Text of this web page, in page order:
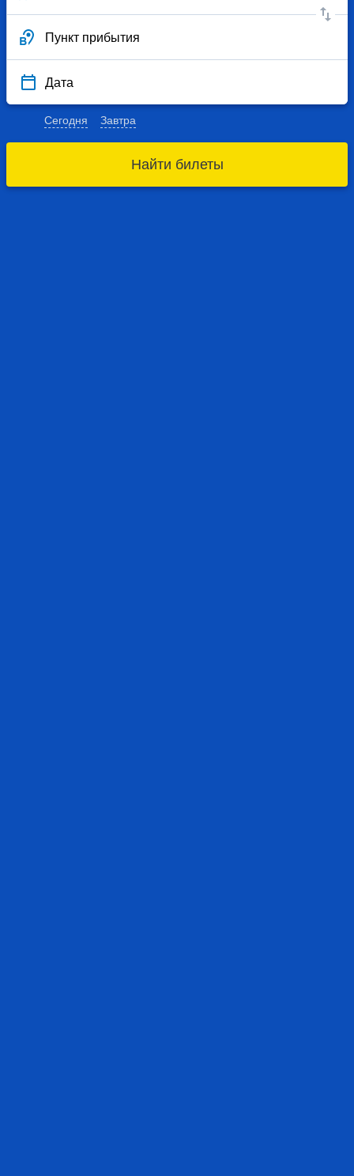
Пункт прибытия
Дата
Сегодня Завтра
Найти билеты